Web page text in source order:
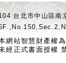
台北市中山區
網站智慧財產權
經正式書面授權